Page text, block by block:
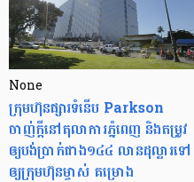
None
ក្រុមហ៊ុនផ្សារទំនើប Parkson
ចាញ់ក្ដីនៅតុលាការភ្នំពេញ និងតម្រូវ
ឲ្យបង់ប្រាក់ជាង១៤៤ លានដុល្លារទៅ
ឲ្យក្រុមហ៊ុនម្ចាស់ គម្រោង